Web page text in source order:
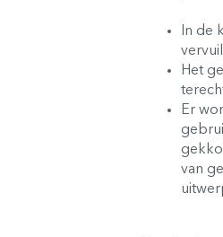
In de
Het
Er
van